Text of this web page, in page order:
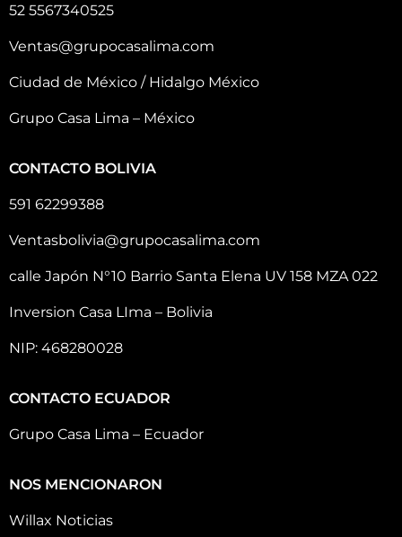
52 5567340525
Ventas@grupocasalima.com
Ciudad de México / Hidalgo México
Grupo Casa Lima – México
CONTACTO BOLIVIA
591 62299388
Ventasbolivia@grupocasalima.com
calle Japón N°10 Barrio Santa Elena UV 158 MZA 022
Inversion Casa LIma – Bolivia
NIP: 468280028
CONTACTO ECUADOR
Grupo Casa Lima – Ecuador
NOS MENCIONARON
Willax Noticias